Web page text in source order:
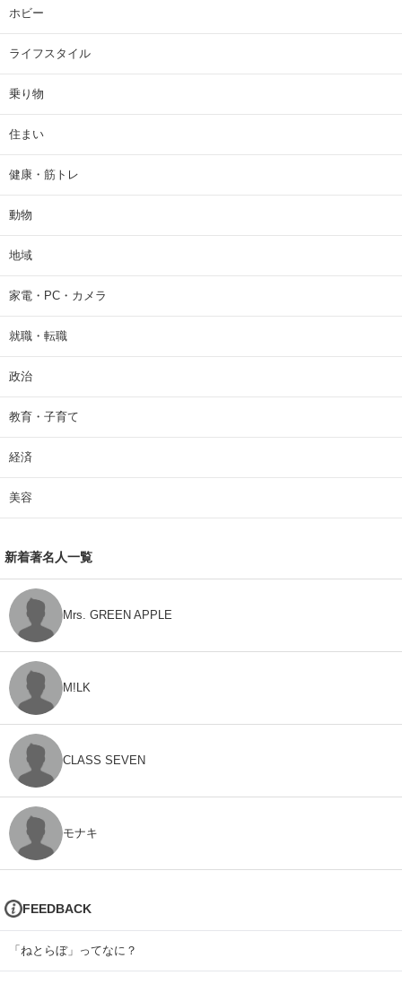
ホビー
ライフスタイル
乗り物
住まい
健康・筋トレ
動物
地域
家電・PC・カメラ
就職・転職
政治
教育・子育て
経済
美容
新着著名人一覧
Mrs. GREEN APPLE
M!LK
CLASS SEVEN
モナキ
FEEDBACK
「ねとらぼ」ってなに？